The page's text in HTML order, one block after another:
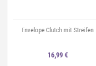
Envelope Clutch mit Streifen
16,99 €